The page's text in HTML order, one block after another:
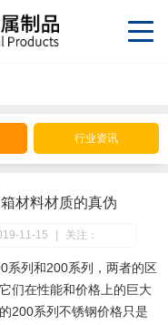
行业资讯
材料材质的真伪
11-15 关注：
系列和200系列，两者的区
们在性能和价格上的巨大
200系列不锈钢价格只是